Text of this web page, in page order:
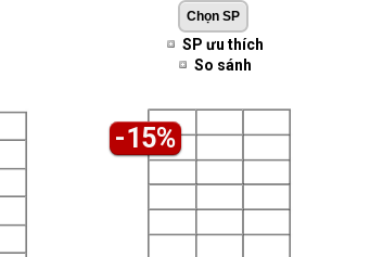
SP ưu thích
So sánh
-15%